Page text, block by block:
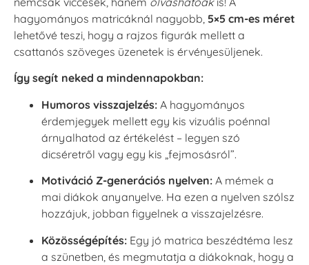
hagyományos matricáknál nagyobb, 5×5 cm-es méret
lehetővé teszi, hogy a rajzos figurák mellett a
csattanós szöveges üzenetek is érvényesüljenek.
Így segít neked a mindennapokban:
Humoros visszajelzés: A hagyományos
érdemjegyek mellett egy kis vizuális poénnal
árnyalhatod az értékelést – legyen szó
dicséretről vagy egy kis „fejmosásról”.
Motiváció Z-generációs nyelven: A mémek a
mai diákok anyanyelve. Ha ezen a nyelven szólsz
hozzájuk, jobban figyelnek a visszajelzésre.
Közösségépítés: Egy jó matrica beszédtéma lesz
a szünetben, és megmutatja a diákoknak, hogy a